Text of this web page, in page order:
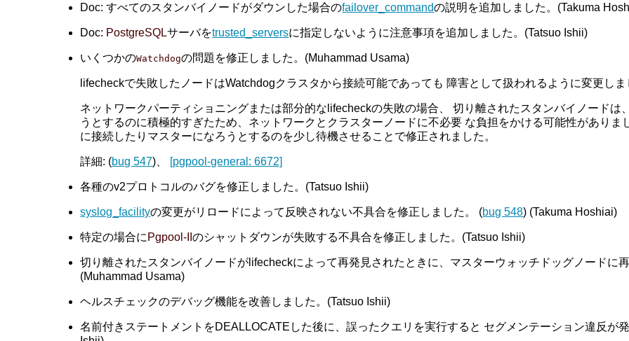
Doc: すべてのスタンバイノードがダウンした場合のfailover_commandの説明を追加しました。(Takuma
Doc: PostgreSQLサーバをtrusted_serversに指定しないように注意事項を追加しました。(Tatsuo Ishii)
いくつかのWatchdogの問題を修正しました。(Muhammad Usama)
lifecheckで失敗したノードはWatchdogクラスタから接続可能であっても 障害として扱われるように変更しま
ネットワークパーティショニングまたは部分的なlifecheckの失敗の場合、 切り離されたスタンバイノードは
うとするのに積極的すぎたため、ネットワークとクラスターノードに不必要 な負担をかける可能性があり
に接続したりマスターになろうとするのを少し待機させることで修正されました。
詳細: (bug 547)、 [pgpool-general: 6672]
各種のv2プロトコルのバグを修正しました。(Tatsuo Ishii)
syslog_facilityの変更がリロードによって反映されない不具合を修正しました。 (bug 548) (Takuma Hoshiai)
特定の場合に Pgpool-IIのシャットダウンが失敗する不具合を修正しました。(Tatsuo Ishii)
切り離されたスタンバイノードがlifecheckによって再発見されたときに、マスターウォッチドッグノードに
(Muhammad Usama)
ヘルスチェックのデバッグ機能を改善しました。(Tatsuo Ishii)
名前付きステートメントをDEALLOCATEした後に、誤ったクエリを実行すると セグメンテーション違反が